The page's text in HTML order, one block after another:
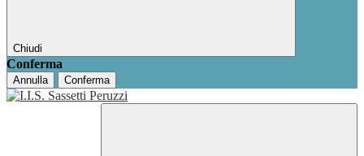
Chiudi
Conferma
Annulla Conferma